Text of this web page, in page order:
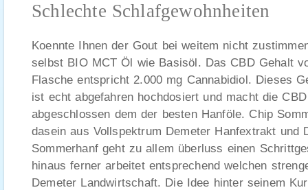
Schlechte Schlafgewohnheiten
Koennte Ihnen der Gout bei weitem nicht
selbst BIO MCT Öl wie Basisöl. Das CBD Gehalt
Flasche entspricht 2.000 mg Cannabidiol. Dieses
ist echt abgefahren hochdosiert und macht die
abgeschlossen dem der besten Hanföle. Chip
dasein aus Vollspektrum Demeter Hanfextrakt und
Sommerhanf geht zu allem überluss einen
hinaus ferner arbeitet entsprechend welchen
Demeter Landwirtschaft. Die Idee hinter seinem